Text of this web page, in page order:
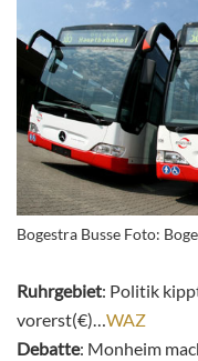
Bogestra Busse Foto:
Ruhrgebiet: Politik
vorerst(€)…WAZ
Debatte: Monheim